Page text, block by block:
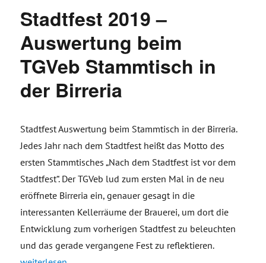
Stadtfest 2019 –
Auswertung beim
TGVeb Stammtisch in
der Birreria
Stadtfest Auswertung beim Stammtisch in der Birreria.
Jedes Jahr nach dem Stadtfest heißt das Motto des
ersten Stammtisches „Nach dem Stadtfest ist vor dem
Stadtfest“. Der TGVeb lud zum ersten Mal in de neu
eröffnete Birreria ein, genauer gesagt in die
interessanten Kellerräume der Brauerei, um dort die
Entwicklung zum vorherigen Stadtfest zu beleuchten
und das gerade vergangene Fest zu reflektieren.